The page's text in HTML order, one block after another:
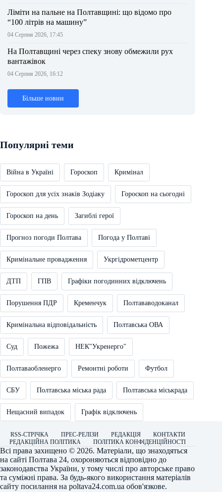
Ліміти на пальне на Полтавщині: що відомо про
“100 літрів на машину”
04 Серпня 2026, 17:45
На Полтавщині через спеку знову обмежили рух
вантажівок
04 Серпня 2026, 16:12
Більше новин
Популярні теми
Війна в Україні Гороскоп Кримінал
Гороскоп для усіх знаків Зодіаку Гороскоп на сьогодні
Гороскоп на день Загиблі герої
Прогноз погоди Полтава Погода у Полтаві
Кримінальне провадження Укргідрометцентр
ДТП ГПВ Графіки погодинних відключень
Порушення ПДР Кременчук Полтававодоканал
Кримінальна відповідальність Полтавська ОВА
Суд Пожежа НЕК"Укренерго"
Полтаваобленерго Ремонтні роботи Футбол
СБУ Полтавська міська рада Полтавська міськрада
Нещасний випадок Графік відключень
RSS-СТРІЧКА ПРЕС-РЕЛІЗИ РЕДАКЦІЯ
КОНТАКТИ
РЕДАКЦІЙНА ПОЛІТИКА
ПОЛІТИКА КОНФІДЕНЦІЙНОСТІ
Всі права захищено © 2026. Матеріали, що знаходяться
на сайті Полтава 24, охороняються відповідно до
законодавства України, у тому числі про авторське право
та суміжні права. За будь-якого використання матеріалів
сайту посилання на poltava24.com.ua обов'язкове.